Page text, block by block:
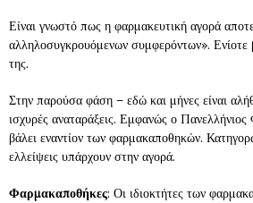
Είναι γνωστό πως η φαρμακευτική αγορά
αλληλοσυγκρουόμενων συμφερόντων». Ενίοτε
της.
Στην παρούσα φάση – εδώ και μήνες είναι
ισχυρές αναταράξεις. Εμφανώς ο
βάλει εναντίον των φαρμακαποθηκών.
ελλείψεις υπάρχουν στην αγορά.
Φαρμακαποθήκες: Οι ιδιοκτήτες των